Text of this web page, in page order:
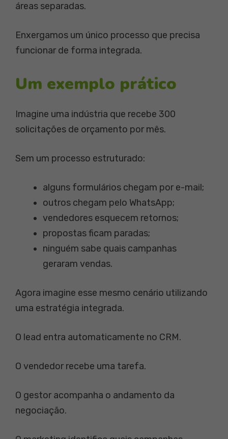
áreas separadas.
Enxergamos um único processo que precisa
funcionar de forma integrada.
Um exemplo prático
Imagine uma indústria que recebe 300
solicitações de orçamento por mês.
Sem um processo estruturado:
alguns formulários chegam por e-mail;
outros chegam pelo WhatsApp;
vendedores esquecem retornos;
propostas ficam paradas;
ninguém sabe quais campanhas
geraram vendas.
Agora imagine esse mesmo cenário utilizando
uma estratégia integrada.
O lead entra automaticamente no CRM.
O vendedor recebe uma tarefa.
O gestor acompanha o andamento da
negociação.